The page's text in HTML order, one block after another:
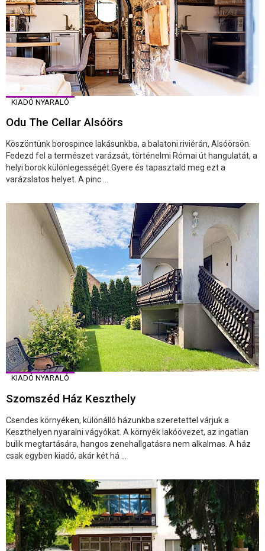
KIADÓ NYARALÓ
Odu The Cellar Alsóörs
Köszöntünk borospince lakásunkba, a balatoni riviérán, Alsóörsön.
Fedezd fel a természet varázsát, történelmi Római út hangulatát, a
helyi borok különlegességét.Gyere és tapasztald meg ezt a
varázslatos helyet. A pinc ...
KIADÓ NYARALÓ
Szomszéd Ház Keszthely
Csendes környéken, különálló házunkba szeretettel várjuk a
Keszthelyen nyaralni vágyókat. A környék lakóövezet, az ingatlan
bulik megtartására, hangos zenehallgatásra nem alkalmas. A ház
csak egyben kiadó, akár két há ...